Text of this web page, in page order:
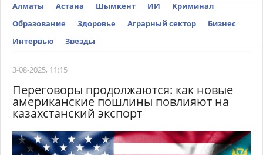
Алматы Астана Шымкент ИИ
Криминал
Образование
Здоровье Аграрный сектор
Бизнес
Интервью
Звезды
3-08-2025, 11:15
Переговоры продолжаются: как новые
американские пошлины повлияют на
казахстанский экспорт